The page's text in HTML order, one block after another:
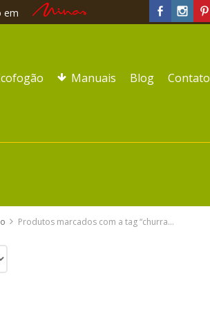
em
Manuais Blog Contato
Produtos marcados com a tag “churrasqueira a carvão”